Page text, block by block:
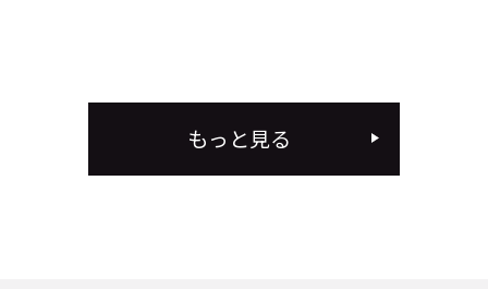
もっと見る